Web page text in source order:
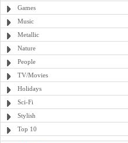
Games
Music
Metallic
Nature
People
TV/Movies
Holidays
Sci-Fi
Stylish
Top 10